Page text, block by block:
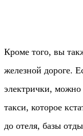
Кроме того, вы
железной дороге.
электрички, можно
такси, которое
до отеля, базы